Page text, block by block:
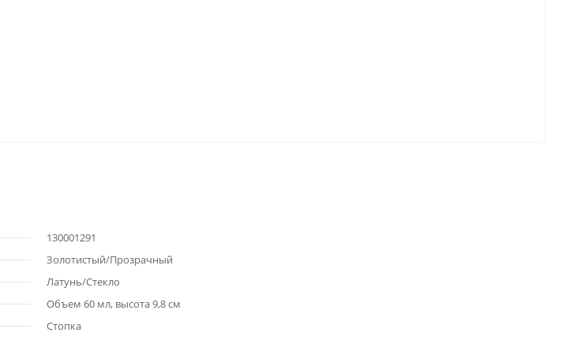
130001291
Золотистый/Прозрачный
Латунь/Стекло
Объем 60 мл, высота 9,8 см
Стопка